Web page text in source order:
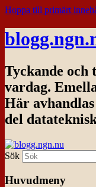
Hoppa till primärt
Tyckande och
vardag.
Här
del
Sök
Huvudmeny